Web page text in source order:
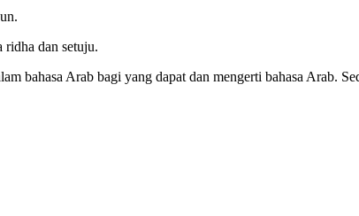
ridha dan setuju.
bahasa Arab bagi yang dapat dan mengerti bahasa Arab.